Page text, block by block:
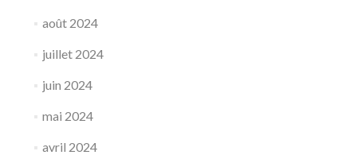
août 2024
juillet 2024
juin 2024
mai 2024
avril 2024